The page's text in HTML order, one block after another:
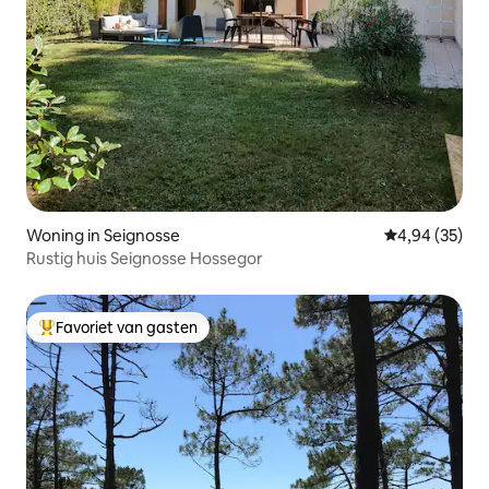
Woning in Seignosse Gemiddelde
4,94 (35)
Rustig huis Seignosse Hossegor
Topfavoriet van gasten
Favoriet van gasten